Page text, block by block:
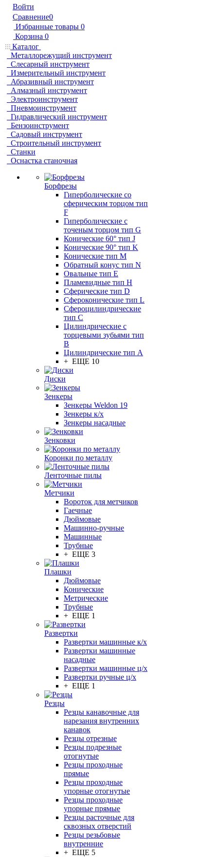
Войти
Сравнение0
Избранные товары 0
Корзина 0
Каталог
Металлорежущий инструмент
Слесарный инструмент
Измерительный инструмент
Абразивный инструмент
Алмазный инструмент
Электроинструмент
Пневмоинструмент
Гидравлический инструмент
Бензоинструмент
Садовый инструмент
Строительный инструмент
Станки
Оснастка станочная
Борфрезы
Гиперболические cо
сферическим торцом тип
F
Гиперболические с
точеным торцом тип G
Конические 60° тип J
Конические 90° тип K
Конические тип M
Обратный конус тип N
Овальные тип E
Пламевидные тип H
Сферические тип D
Сфероконические тип L
Сфероцилиндрические
тип C
Цилиндрические с
торцевыми зубьями тип
B
Цилиндрические тип А
+ ЕЩЕ 10
Диски
Зенкеры
Зенкеры Weldon 19
Зенкеры к/х
Зенкеры насадные
Зенковки
Коронки по металлу
Ленточные пилы
Метчики
Вороток для метчиков
Гаечные
Дюймовые
Машинно-ручные
Машинные
Трубные
+ ЕЩЕ 3
Плашки
Дюймовые
Конические
Метрические
Трубные
+ ЕЩЕ 1
Развертки
Развертки машинные к/х
Развертки машинные
насадные
Развертки машинные ц/х
Развертки ручные ц/х
+ ЕЩЕ 1
Резцы
Резцы канавочные для
нарезания внутренних
канавок
Резцы отрезные
Резцы подрезные
отогнутые
Резцы проходные
прямые
Резцы проходные
упорные отогнутые
Резцы проходные
упорные прямые
Резцы расточные для
сквозных отверстий
Резцы резьбовые
внутренние
+ ЕЩЕ 5